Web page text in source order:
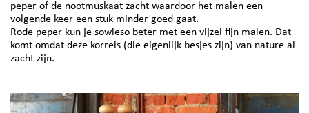
peper of de nootmuskaat zacht waardoor het malen een
volgende keer een stuk minder goed gaat.
​​​​​​​Rode peper kun je sowieso beter met een vijzel fijn malen. Dat
komt omdat deze korrels (die eigenlijk besjes zijn) van nature al
zacht zijn.